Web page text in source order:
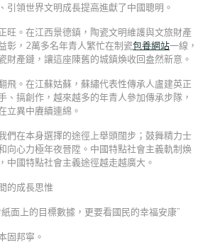
引領世界文明成長提高進獻了中國聰明。
旺。在江西景德鎮，陶瓷文明維護與文旅財產
彰，2萬多名年青人繁忙在制瓷包養網站一線，
財產鏈，讓這座陳舊的城鎮煥收回盎然新意。
飛。在江蘇姑蘇，蘇繡代表性傳承人盧建英正
、搞創作，越來越多的年青人參加傳承步隊，
立異中賡續連綿。
們在本身選擇的途徑上舉頭闊步；鼓舞精力士
向心力極年夜晉陞。中國特點社會主義軌制煥
，中國特點社會主義途徑越走越廣大。
的成長思惟
面上的目標數據，更要看國民的幸福安康”
固邦寧。